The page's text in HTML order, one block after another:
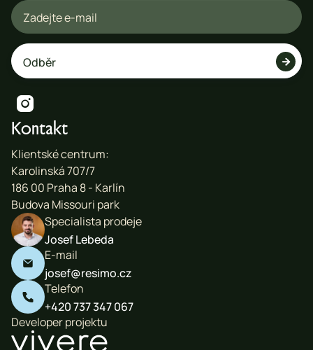


Kontakt
Developer projektu
Specialista prodeje
Josef Lebeda

E-mail
josef@resimo.cz

Telefon
+420 737 347 067
Klientské centrum:
Karolinská 707/7
186 00 Praha 8 - Karlín
Budova Missouri park